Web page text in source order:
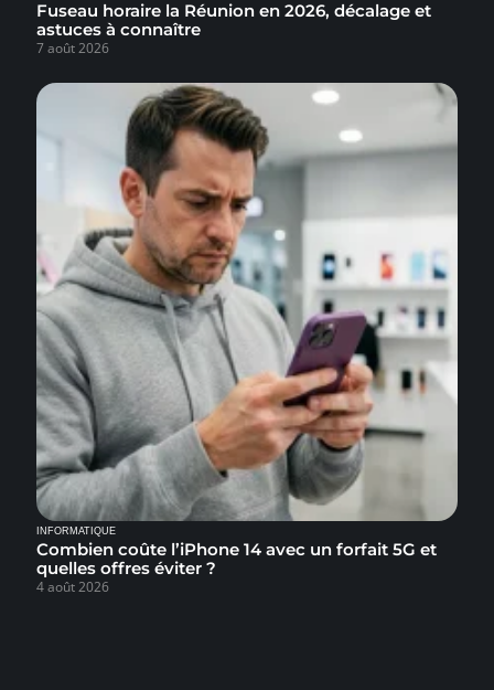
Fuseau horaire la Réunion en 2026, décalage et
astuces à connaître
7 août 2026
INFORMATIQUE
Combien coûte l’iPhone 14 avec un forfait 5G et
quelles offres éviter ?
4 août 2026